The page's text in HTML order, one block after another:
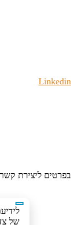
Linkedin
ליצירת קשר
של